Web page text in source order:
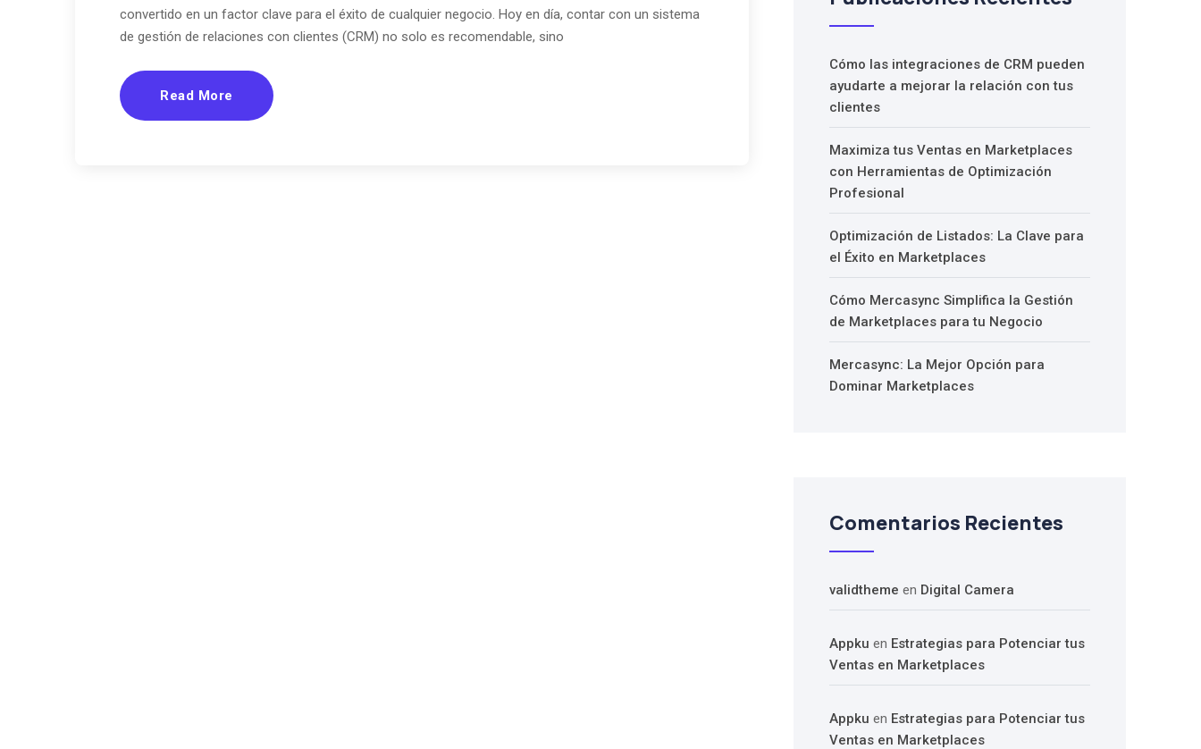
convertido en un factor clave para el éxito de cualquier negocio. Hoy en día, contar con un sistema
de gestión de relaciones con clientes (CRM) no solo es recomendable, sino
Read More
Cómo las integraciones de CRM pueden
ayudarte a mejorar la relación con tus
clientes
Maximiza tus Ventas en Marketplaces
con Herramientas de Optimización
Profesional
Optimización de Listados: La Clave para
el Éxito en Marketplaces
Cómo Mercasync Simplifica la Gestión
de Marketplaces para tu Negocio
Mercasync: La Mejor Opción para
Dominar Marketplaces
Comentarios Recientes
validtheme en Digital Camera
Appku en Estrategias para Potenciar tus
Ventas en Marketplaces
Appku en Estrategias para Potenciar tus
Ventas en Marketplaces